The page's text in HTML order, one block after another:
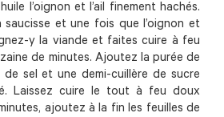
l’oignon et l’ail finement hachés.
saucisse et une fois que l’oignon et
y la viande et faites cuire à feu
de minutes. Ajoutez la purée de
sel et une demi-cuillère de sucre
Laissez cuire le tout à feu doux
ajoutez à la fin les feuilles de